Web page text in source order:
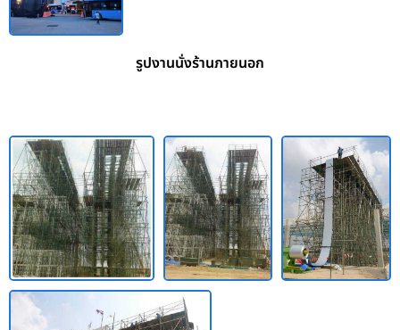
รูปงานนั่งร้านภายนอก